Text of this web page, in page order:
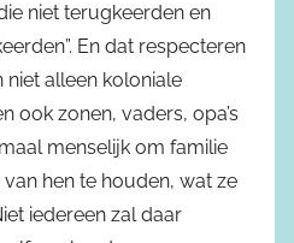
niet terugkeerden en
En dat respecteren
niet alleen koloniale
ook zonen, vaders, opa’s
menselijk om familie
hen te houden, wat ze
iedereen zal daar